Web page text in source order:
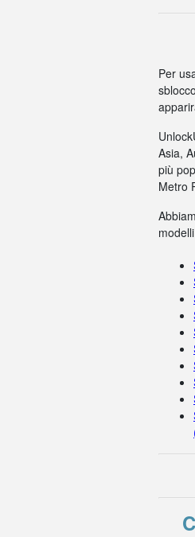
Per
Asia,
più
Metro